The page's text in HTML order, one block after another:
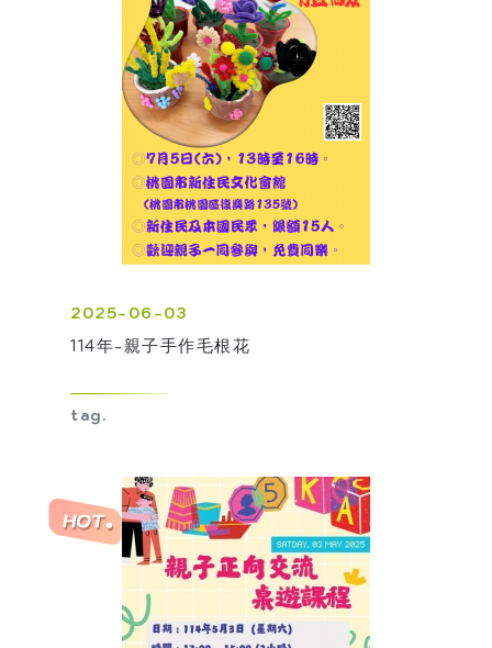
2025-06-03
114年-親子手作毛根花
tag.